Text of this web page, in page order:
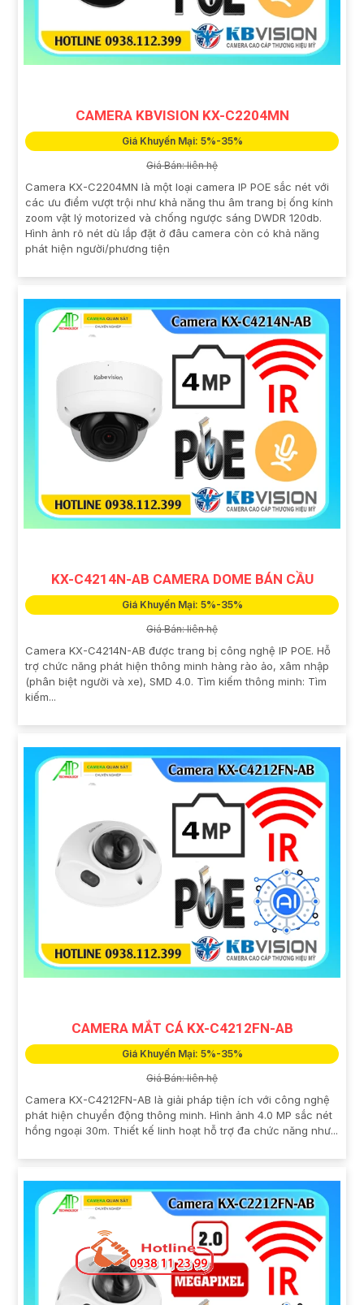
CAMERA KBVISION KX-C2204MN
Giá Khuyến Mại: 5%-35%
Giá Bán: liên hệ
Camera KX-C2204MN là một loại camera IP POE sắc nét với
các ưu điểm vượt trội như khả năng thu âm trang bị ống kính
zoom vật lý motorized và chống ngược sáng DWDR 120db.
Hình ảnh rõ nét dù lắp đặt ở đâu camera còn có khả năng
phát hiện người/phương tiện
KX-C4214N-AB CAMERA DOME BÁN CẦU
Giá Khuyến Mại: 5%-35%
Giá Bán: liên hệ
Camera KX-C4214N-AB được trang bị công nghệ IP POE. Hỗ
trợ chức năng phát hiện thông minh hàng rào ảo, xâm nhập
(phân biệt người và xe), SMD 4.0. Tìm kiếm thông minh: Tìm
kiếm...
CAMERA MẮT CÁ KX-C4212FN-AB
Giá Khuyến Mại: 5%-35%
Giá Bán: liên hệ
Camera KX-C4212FN-AB là giải pháp tiện ích với công nghệ
phát hiện chuyển động thông minh. Hình ảnh 4.0 MP sắc nét
hồng ngoại 30m. Thiết kế linh hoạt hỗ trợ đa chức năng như...